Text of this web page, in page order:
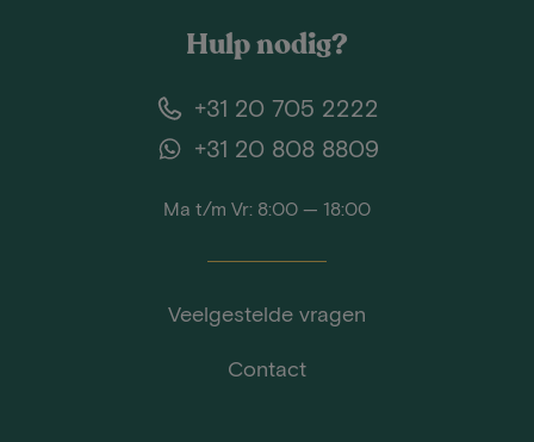
Hulp nodig?
+31 20 705 2222
+31 20 808 8809
Ma t/m Vr: 8:00 — 18:00
Veelgestelde vragen
Contact